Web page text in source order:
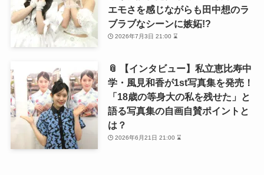
エモさを感じながらも田中想のラ
ブラブなシーンに嫉妬!?
2026年7月3日 21:00 ⌛
📎 【インタビュー】私立恵比寿中
学・風見和香が1st写真集を発売！
「18歳の等身大の私を残せた」と
語る写真集の自画自賛ポイントと
は？
2026年6月21日 21:00 ⌛